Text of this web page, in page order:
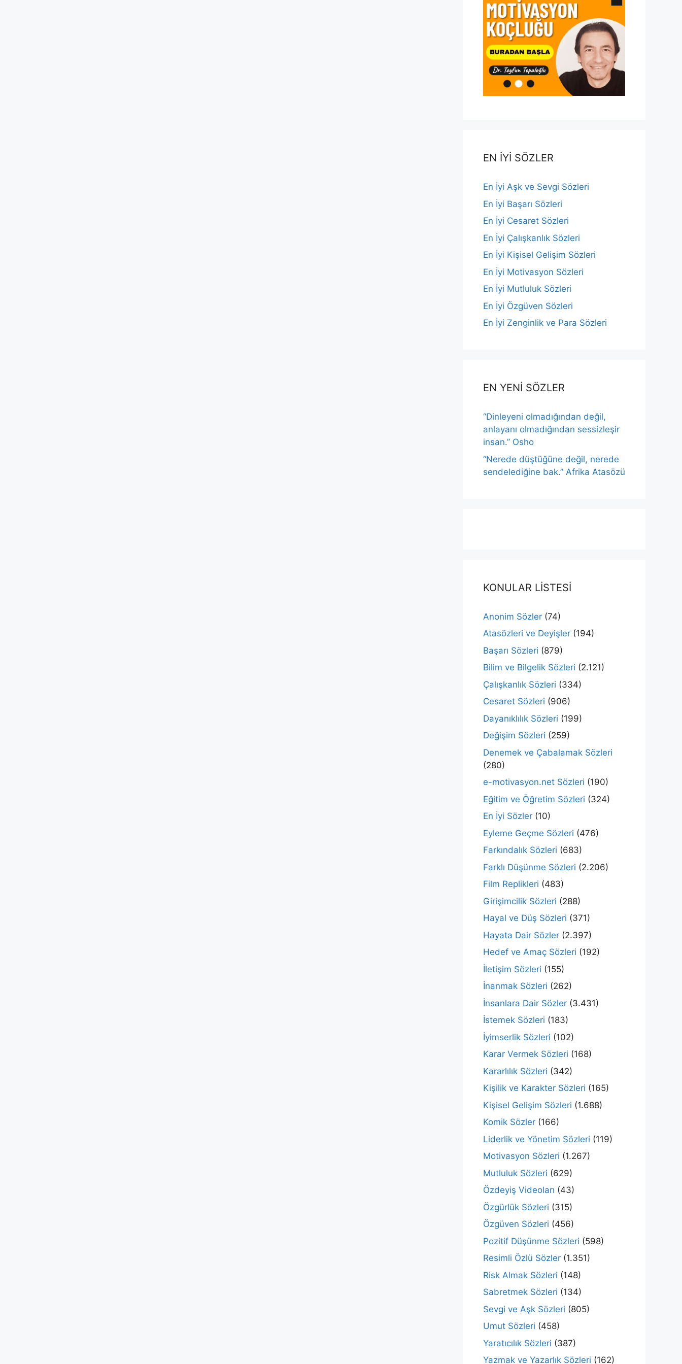
EN İYİ SÖZLER
En İyi Aşk ve Sevgi Sözleri
En İyi Başarı Sözleri
En İyi Cesaret Sözleri
En İyi Çalışkanlık Sözleri
En İyi Kişisel Gelişim Sözleri
En İyi Motivasyon Sözleri
En İyi Mutluluk Sözleri
En İyi Özgüven Sözleri
En İyi Zenginlik ve Para Sözleri
EN YENİ SÖZLER
“Dinleyeni olmadığından değil,
anlayanı olmadığından sessizleşir
insan.” Osho
“Nerede düştüğüne değil, nerede
sendelediğine bak.” Afrika Atasözü
KONULAR LİSTESİ
Anonim Sözler (74)
Atasözleri ve Deyişler (194)
Başarı Sözleri (879)
Bilim ve Bilgelik Sözleri (2.121)
Çalışkanlık Sözleri (334)
Cesaret Sözleri (906)
Dayanıklılık Sözleri (199)
Değişim Sözleri (259)
Denemek ve Çabalamak Sözleri
(280)
e-motivasyon.net Sözleri (190)
Eğitim ve Öğretim Sözleri (324)
En İyi Sözler (10)
Eyleme Geçme Sözleri (476)
Farkındalık Sözleri (683)
Farklı Düşünme Sözleri (2.206)
Film Replikleri (483)
Girişimcilik Sözleri (288)
Hayal ve Düş Sözleri (371)
Hayata Dair Sözler (2.397)
Hedef ve Amaç Sözleri (192)
İletişim Sözleri (155)
İnanmak Sözleri (262)
İnsanlara Dair Sözler (3.431)
İstemek Sözleri (183)
İyimserlik Sözleri (102)
Karar Vermek Sözleri (168)
Kararlılık Sözleri (342)
Kişilik ve Karakter Sözleri (165)
Kişisel Gelişim Sözleri (1.688)
Komik Sözler (166)
Liderlik ve Yönetim Sözleri (119)
Motivasyon Sözleri (1.267)
Mutluluk Sözleri (629)
Özdeyiş Videoları (43)
Özgürlük Sözleri (315)
Özgüven Sözleri (456)
Pozitif Düşünme Sözleri (598)
Resimli Özlü Sözler (1.351)
Risk Almak Sözleri (148)
Sabretmek Sözleri (134)
Sevgi ve Aşk Sözleri (805)
Umut Sözleri (458)
Yaratıcılık Sözleri (387)
Yazmak ve Yazarlık Sözleri (162)